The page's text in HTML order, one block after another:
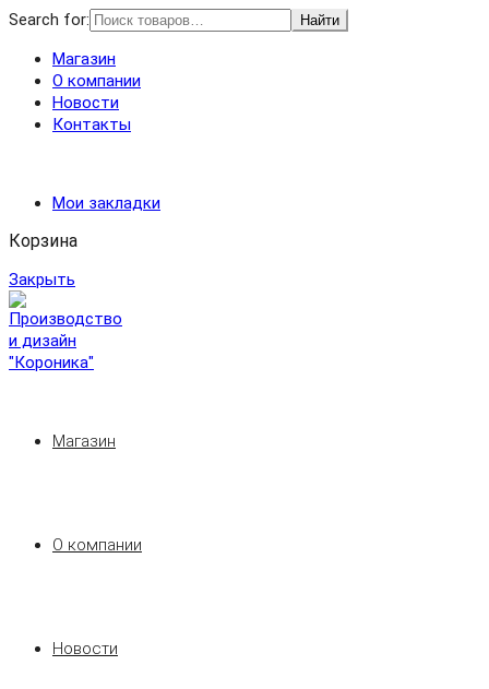
Search for: Найти
Магазин
О компании
Новости
Контакты
Мои закладки
Корзина
Закрыть
Магазин
О компании
Новости